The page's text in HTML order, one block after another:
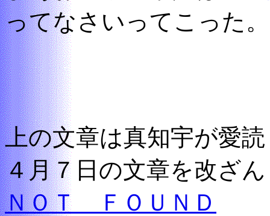
ってなさいってこった。
上の文章は真知宇が愛
４月７日の文章を改ざ
ＮＯＴ ＦＯＵＮＤ